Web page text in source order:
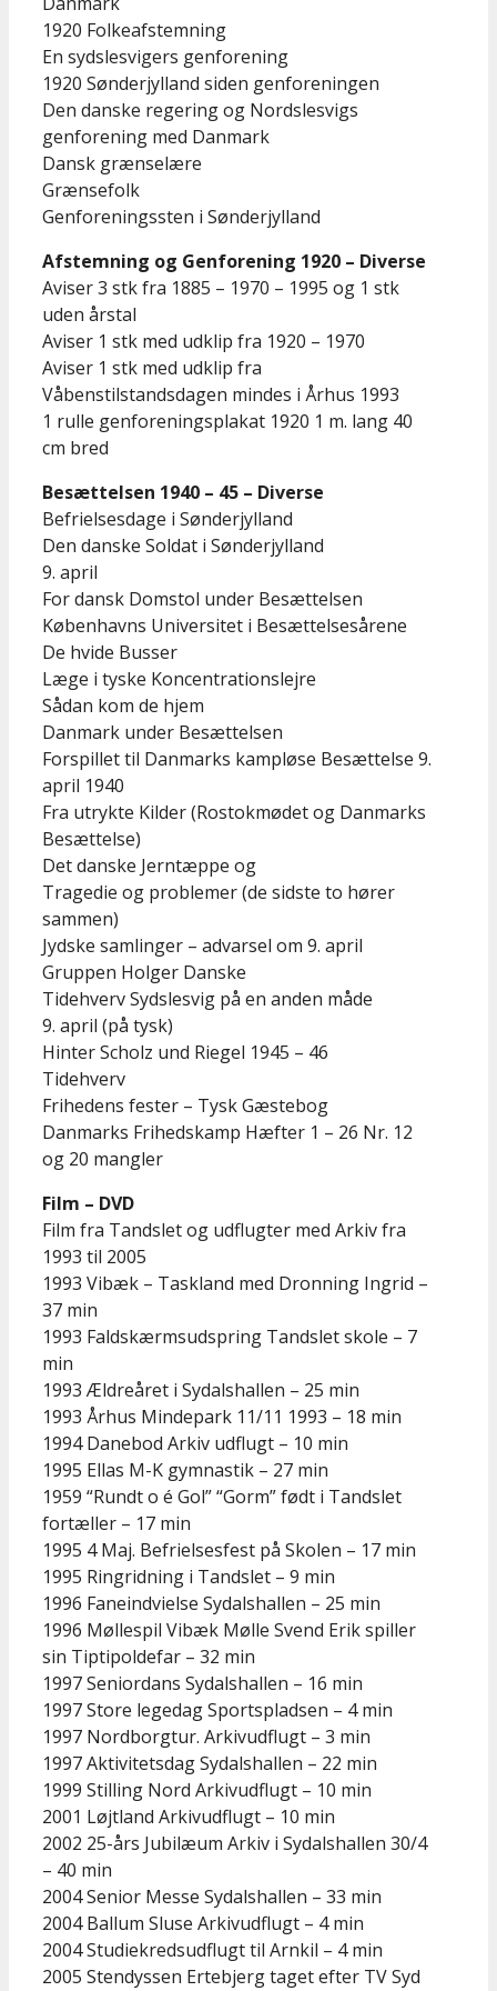
1920 Folkeafstemning
En sydslesvigers genforening
1920 Sønderjylland siden genforeningen
Den danske regering og Nordslesvigs
genforening med Danmark
Dansk grænselære
Grænsefolk
Genforeningssten i Sønderjylland
Afstemning og Genforening 1920 – Diverse
Aviser 3 stk fra 1885 – 1970 – 1995 og 1 stk
uden årstal
Aviser 1 stk med udklip fra 1920 – 1970
Aviser 1 stk med udklip fra
Våbenstilstandsdagen mindes i Århus 1993
1 rulle genforeningsplakat 1920 1 m. lang 40
cm bred
Besættelsen 1940 – 45 – Diverse
Befrielsesdage i Sønderjylland
Den danske Soldat i Sønderjylland
9. april
For dansk Domstol under Besættelsen
Københavns Universitet i Besættelsesårene
De hvide Busser
Læge i tyske Koncentrationslejre
Sådan kom de hjem
Danmark under Besættelsen
Forspillet til Danmarks kampløse Besættelse 9.
april 1940
Fra utrykte Kilder (Rostokmødet og Danmarks
Besættelse)
Det danske Jerntæppe og
Tragedie og problemer (de sidste to hører
sammen)
Jydske samlinger – advarsel om 9. april
Gruppen Holger Danske
Tidehverv Sydslesvig på en anden måde
9. april (på tysk)
Hinter Scholz und Riegel 1945 – 46
Tidehverv
Frihedens fester – Tysk Gæstebog
Danmarks Frihedskamp Hæfter 1 – 26 Nr. 12
og 20 mangler
Film – DVD
Film fra Tandslet og udflugter med Arkiv fra
1993 til 2005
1993 Vibæk – Taskland med Dronning Ingrid –
37 min
1993 Faldskærmsudspring Tandslet skole – 7
min
1993 Ældreåret i Sydalshallen – 25 min
1993 Århus Mindepark 11/11 1993 – 18 min
1994 Danebod Arkiv udflugt – 10 min
1995 Ellas M-K gymnastik – 27 min
1959 “Rundt o é Gol” “Gorm” født i Tandslet
fortæller – 17 min
1995 4 Maj. Befrielsesfest på Skolen – 17 min
1995 Ringridning i Tandslet – 9 min
1996 Faneindvielse Sydalshallen – 25 min
1996 Møllespil Vibæk Mølle Svend Erik spiller
sin Tiptipoldefar – 32 min
1997 Seniordans Sydalshallen – 16 min
1997 Store legedag Sportspladsen – 4 min
1997 Nordborgtur. Arkivudflugt – 3 min
1997 Aktivitetsdag Sydalshallen – 22 min
1999 Stilling Nord Arkivudflugt – 10 min
2001 Løjtland Arkivudflugt – 10 min
2002 25-års Jubilæum Arkiv i Sydalshallen 30/4
– 40 min
2004 Senior Messe Sydalshallen – 33 min
2004 Ballum Sluse Arkivudflugt – 4 min
2004 Studiekredsudflugt til Arnkil – 4 min
2005 Stendyssen Ertebjerg taget efter TV Syd